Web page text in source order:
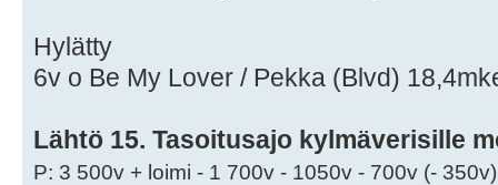
Hylätty
6v o Be My Lover / Pekka (Blvd)
Lähtö 15. Tasoitusajo kylmäverisille
P: 3 500v + loimi - 1 700v - 1050v - 700v (- 350v)